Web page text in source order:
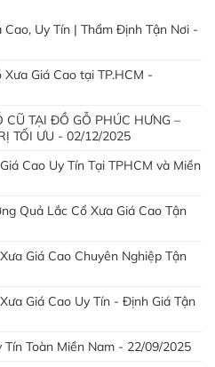
Uy Tín | Thẩm Định Tận Nơi -
Giá Cao tại TP.HCM -
TẠI ĐỒ GỖ PHÚC HƯNG –
TỐI ƯU - 02/12/2025
Cao Uy Tín Tại TPHCM và Miền
Quả Lắc Cổ Xưa Giá Cao Tận
Giá Cao Chuyên Nghiệp Tận
Giá Cao Uy Tín - Định Giá Tận
Toàn Miền Nam - 22/09/2025